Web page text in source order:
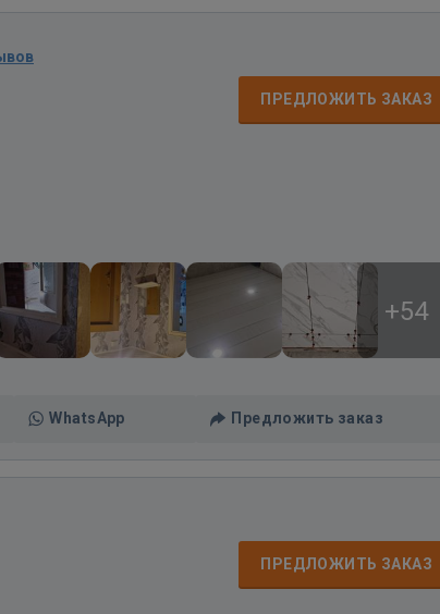
ПРЕДЛОЖИТЬ ЗАКАЗ
+54
WhatsApp Предложить заказ
ПРЕДЛОЖИТЬ ЗАКАЗ